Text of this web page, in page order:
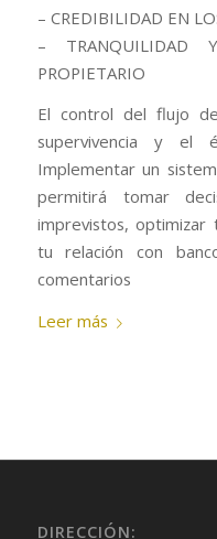
– CREDIBILIDAD EN
– TRANQUILIDAD
PROPIETARIO
El control del flujo
supervivencia y el
Implementar un
permitirá tomar
imprevistos,
tu relación con
comentarios
Leer más
DIRECCIÓN: